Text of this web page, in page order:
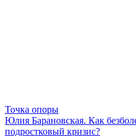
Точка опоры
Юлия Барановская. Как
подростковый кризис?